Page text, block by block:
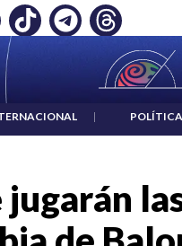
NO ES UN CRIMEN": CARTA
| POLÍTICA
jugarán